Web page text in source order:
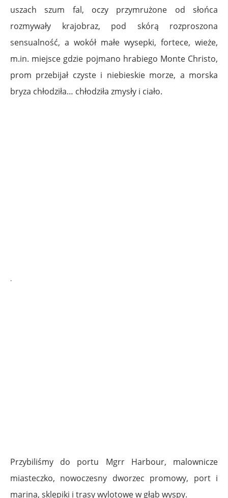
uszach szum fal, oczy przymrużone od słońca
rozmywały krajobraz, pod skórą rozproszona
sensualność, a wokół małe wysepki, fortece, wieże,
m.in. miejsce gdzie pojmano hrabiego Monte Christo,
prom przebijał czyste i niebieskie morze, a morska
bryza chłodziła… chłodziła zmysły i ciało.
.
Przybiliśmy do portu Mgrr Harbour, malownicze
miasteczko, nowoczesny dworzec promowy, port i
marina, sklepiki i trasy wylotowe w głąb wyspy.